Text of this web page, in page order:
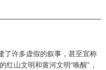
了许多虚假的叙事，甚至宣称
山文明和黄河文明“唤醒”，